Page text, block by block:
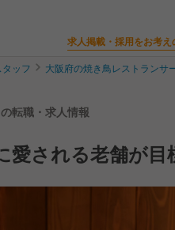
求人掲載・採用をお考え
ッフ 大阪府の焼き鳥レストランサ
転職・求人情報
愛される老舗が目